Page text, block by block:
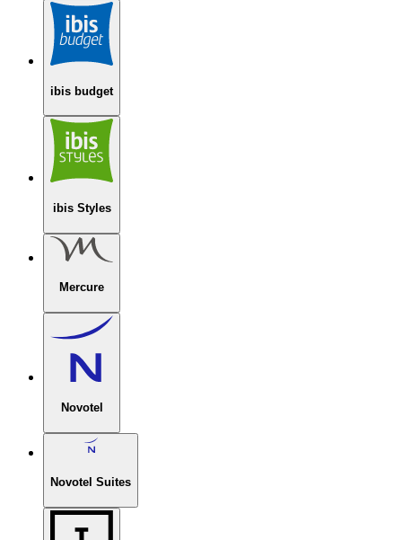
ibis budget
ibis Styles
Mercure
Novotel
Novotel Suites